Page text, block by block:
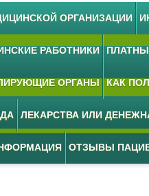
ОРГАНИЗАЦИИ
РАБОТНИКИ
ОРГАНЫ КАК
ЛЕКАРСТВА ИЛИ
ОТЗЫВЫ